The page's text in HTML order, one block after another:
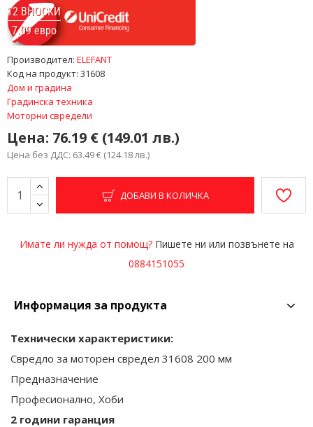
Цена: 76.19 € (149.01 лв.)
Цена без ДДС: 63.49 € (124.18 лв.)
Производител: ELEFANT
Код на продукт: 31608
Дом и градина
Градинска техника
Моторни свредели
ДОБАВИ В КОЛИЧКА
12 ВНОСКИ
7.09 евро
Имате ли нужда от помощ?Пишете ни или позвънете на
0884151055
Информация за продукта
Технически характеристики:
Свредло за моторен свредел 31608 200 мм
Предназначение
Професионално, Хоби
2 години гаранция